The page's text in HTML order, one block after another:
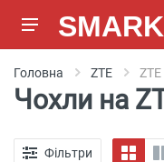
Головна ZTE
Чохли на
Фільтри